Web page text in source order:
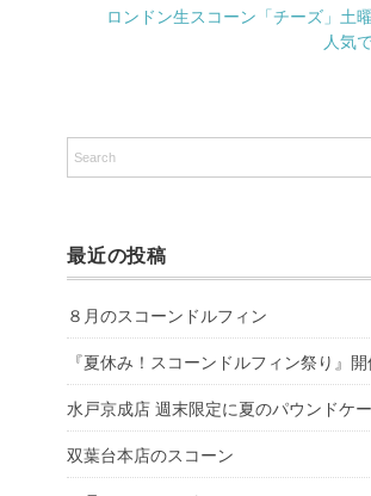
ロンドン生スコーン「チーズ」土
人気
最近の投稿
８月のスコーンドルフィン
『夏休み！スコーンドルフィン祭り』開
水戸京成店 週末限定に夏のパウンドケ
双葉台本店のスコーン